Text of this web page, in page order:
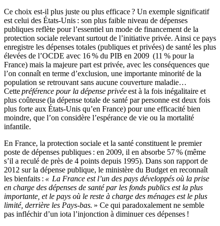
Ce choix est-il plus juste ou plus efficace ? Un exemple significatif
est celui des États-Unis : son plus faible niveau de dépenses
publiques reflète pour l’essentiel un mode de financement de la
protection sociale relevant surtout de l’initiative privée. Ainsi ce pays
enregistre les dépenses totales (publiques et privées) de santé les plus
élevées de l’OCDE avec 16 % du PIB en 2009 (11 % pour la
France) mais la majeure part est privée, avec les conséquences que
l’on connaît en terme d’exclusion, une importante minorité de la
population se retrouvant sans aucune couverture maladie…
Cettepréférence pour la dépense privéeest à la fois inégalitaire et
plus coûteuse (la dépense totale de santé par personne est deux fois
plus forte aux États-Unis qu’en France) pour une efficacité bien
moindre, que l’on considère l’espérance de vie ou la mortalité
infantile.
En France, la protection sociale et la santé constituent le premier
poste de dépenses publiques : en 2009, il en absorbe 57 % (même
s’il a reculé de près de 4 points depuis 1995). Dans son rapport de
2012 sur la dépense publique, le ministère du Budget en reconnaît
les bienfaits : « La France est l’un des pays développés où la prise
en charge des dépenses de santé par les fonds publics est la plus
importante, et le pays où le reste à charge des ménages est le plus
limité, derrière les Pays-bas. » Ce qui paradoxalement ne semble
pas infléchir d’un iota l’injonction à diminuer ces dépenses !